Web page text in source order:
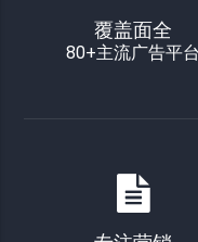
覆盖面全
80+主流广告平台